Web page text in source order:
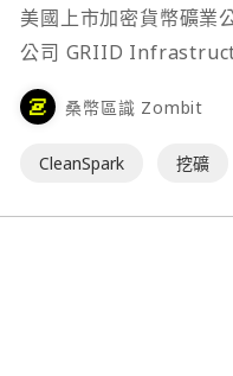
美國上市加密貨幣礦業
公司 GRIID
Cleanspark 預計在未
MW 的電力。⋯
桑幣區識 Zombit
CleanSpark 挖礦